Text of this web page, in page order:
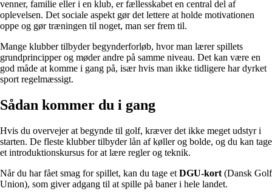
venner, familie eller i en klub, er fællesskabet en central del af
oplevelsen. Det sociale aspekt gør det lettere at holde motivationen
oppe og gør træningen til noget, man ser frem til.
Mange klubber tilbyder begynderforløb, hvor man lærer spillets
grundprincipper og møder andre på samme niveau. Det kan være en
god måde at komme i gang på, især hvis man ikke tidligere har dyrket
sport regelmæssigt.
Sådan kommer du i gang
Hvis du overvejer at begynde til golf, kræver det ikke meget udstyr i
starten. De fleste klubber tilbyder lån af køller og bolde, og du kan tage
et introduktionskursus for at lære regler og teknik.
Når du har fået smag for spillet, kan du tage et DGU-kort (Dansk Golf
Union), som giver adgang til at spille på baner i hele landet.